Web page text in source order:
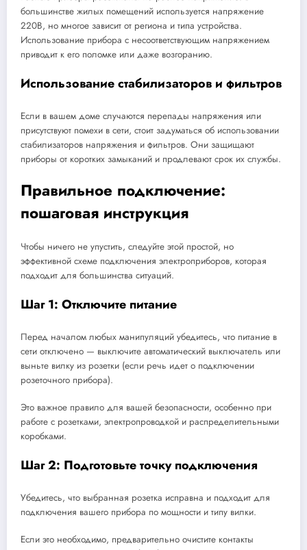
большинстве жилых помещений используется напряжение
220В, но многое зависит от региона и типа устройства.
Использование прибора с несоответствующим напряжением
приводит к его поломке или даже возгоранию.
Использование стабилизаторов и фильтров
Если в вашем доме случаются перепады напряжения или
присутствуют помехи в сети, стоит задуматься об использовании
стабилизаторов напряжения и фильтров. Они защищают
приборы от коротких замыканий и продлевают срок их службы.
Правильное подключение:
пошаговая инструкция
Чтобы ничего не упустить, следуйте этой простой, но
эффективной схеме подключения электроприборов, которая
подходит для большинства ситуаций.
Шаг 1: Отключите питание
Перед началом любых манипуляций убедитесь, что питание в
сети отключено — выключите автоматический выключатель или
выньте вилку из розетки (если речь идет о подключении
розеточного прибора).
Это важное правило для вашей безопасности, особенно при
работе с розетками, электропроводкой и распределительными
коробками.
Шаг 2: Подготовьте точку подключения
Убедитесь, что выбранная розетка исправна и подходит для
подключения вашего прибора по мощности и типу вилки.
Если это необходимо, предварительно очистите контакты